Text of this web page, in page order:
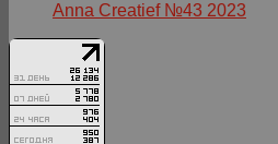
Anna Creatief №43 2023